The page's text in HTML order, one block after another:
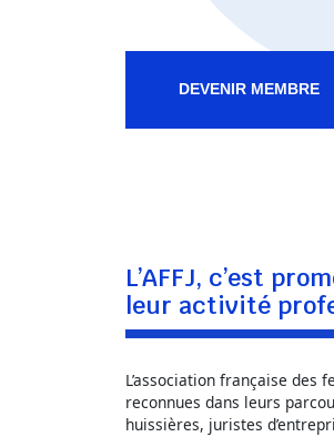
DEVENIR MEMBRE
L’AFFJ, c’est
leur activité
L’association française des
reconnues dans leurs
huissières, juristes